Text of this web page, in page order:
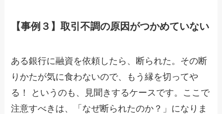
【事例３】取引不調の原因がつかめていない
ある銀行に融資を依頼したら、断られた。その断
りかたが気に食わないので、もう縁を切ってや
る！ というのも、見聞きするケースです。ここで
注意すべきは、「なぜ断られたのか？」になりま